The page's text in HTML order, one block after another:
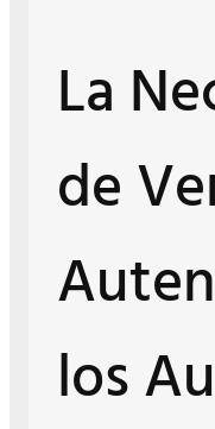
La
de
los